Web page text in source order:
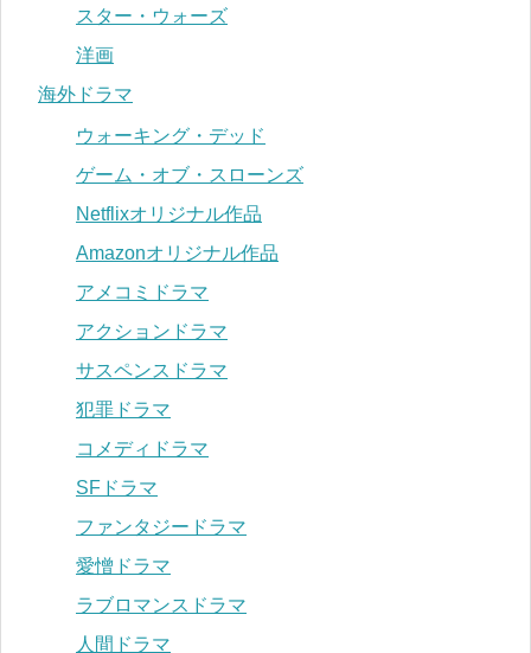
スター・ウォーズ
洋画
海外ドラマ
ウォーキング・デッド
ゲーム・オブ・スローンズ
Netflixオリジナル作品
Amazonオリジナル作品
アメコミドラマ
アクションドラマ
サスペンスドラマ
犯罪ドラマ
コメディドラマ
SFドラマ
ファンタジードラマ
愛憎ドラマ
ラブロマンスドラマ
人間ドラマ